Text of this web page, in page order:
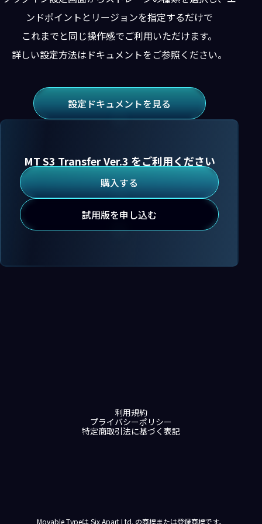
ンドポイントとリージョンを指定するだけで
これまでと同じ操作感でご利用いただけます。
詳しい設定方法はドキュメントをご参照ください。
設定ドキュメントを見る
MT S3 Transfer Ver.3 をご利用ください
購入する
試用版を申し込む
利用規約
プライバシーポリシー
特定商取引法に基づく表記
Movable Typeは Six Apart Ltd. の商標または登録商標です。